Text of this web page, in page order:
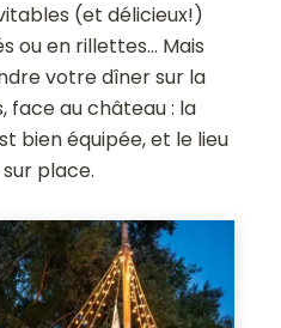
(et délicieux!)
ou en rillettes… Mais
votre dîner sur la
face au château : la
bien équipée, et le lieu
place.